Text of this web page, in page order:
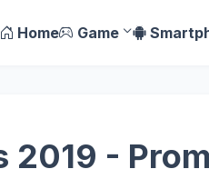
Home Game
2019 -